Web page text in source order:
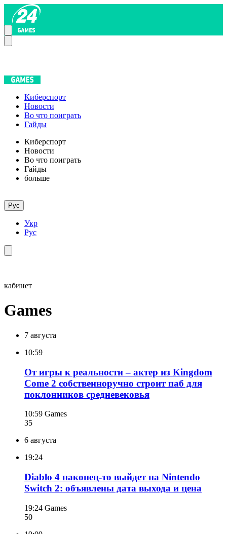
Киберспорт
Новости
Во что поиграть
Гайды
Киберспорт
Новости
Во что поиграть
Гайды
больше
Рус
Укр
Рус
кабинет
Games
7 августа
10:59
От игры к реальности – актер из Kingdom
Come 2 собственноручно строит паб для
поклонников средневековья
10:59 Games
35
6 августа
19:24
Diablo 4 наконец-то выйдет на Nintendo
Switch 2: объявлены дата выхода и цена
19:24 Games
50